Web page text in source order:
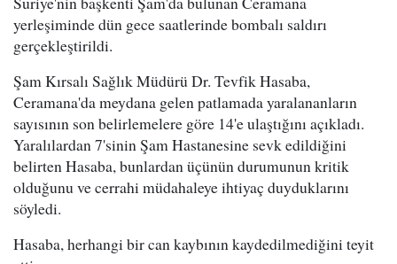
yerleşiminde dün gece saatlerinde bombalı saldırı
gerçekleştirildi.
Şam Kırsalı Sağlık Müdürü Dr. Tevfik Hasaba,
Ceramana'da meydana gelen patlamada yaralananların
sayısının son belirlemelere göre 14'e ulaştığını açıkladı.
Yaralılardan 7'sinin Şam Hastanesine sevk edildiğini
belirten Hasaba, bunlardan üçünün durumunun kritik
olduğunu ve cerrahi müdahaleye ihtiyaç duyduklarını
söyledi.
Hasaba, herhangi bir can kaybının kaydedilmediğini teyit